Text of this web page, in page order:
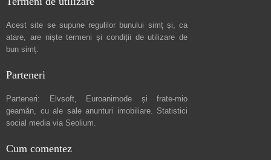
Acest site se supune regulilor bunului simț și, ca
atare, are niștetermeni și condiții de utilizare de
bun simț.
Parteneri
Parteneri: Elvsoft, Euroanimode și frate-mio
geamăn, cu ale sale anunturi imobiliare. Statistici
social media via Seolium.
Cum comentez